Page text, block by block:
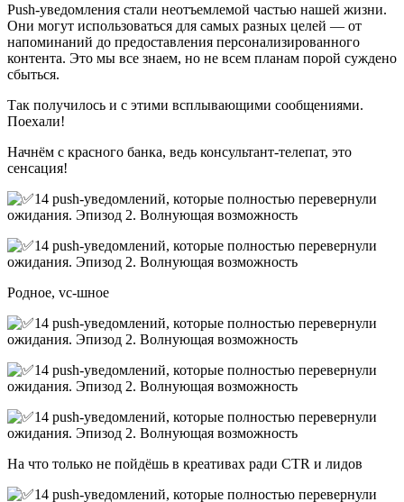
Push-уведомления стали неотъемлемой частью нашей жизни.
Они могут использоваться для самых разных целей — от
напоминаний до предоставления персонализированного
контента. Это мы все знаем, но не всем планам порой суждено
сбыться.
Так получилось и с этими всплывающими сообщениями.
Поехали!
Начнём с красного банка, ведь консультант-телепат, это
сенсация!
Родное, vc-шное
На что только не пойдёшь в креативах ради CTR и лидов